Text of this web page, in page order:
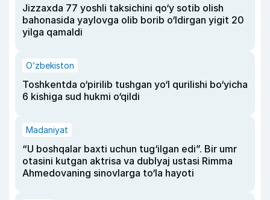
Jizzaxda 77 yoshli taksichini qo‘y sotib olish
bahonasida yaylovga olib borib o‘ldirgan yigit 20
yilga qamaldi
O‘zbekiston
Toshkentda o‘pirilib tushgan yo‘l qurilishi bo‘yicha
6 kishiga sud hukmi o‘qildi
Madaniyat
“U boshqalar baxti uchun tug‘ilgan edi”. Bir umr
otasini kutgan aktrisa va dublyaj ustasi Rimma
Ahmedovaning sinovlarga to‘la hayoti